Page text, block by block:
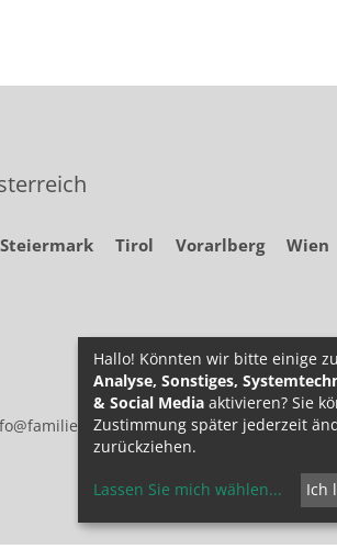
Steiermark Tirol Vorarlberg Wien
Hallo! Könnten wir bitte einige
Analyse, Sonstiges,
& Social Media aktivieren? Sie
Zustimmung später jederzeit
zurückziehen.
Lassen Sie mich wählen... Ich